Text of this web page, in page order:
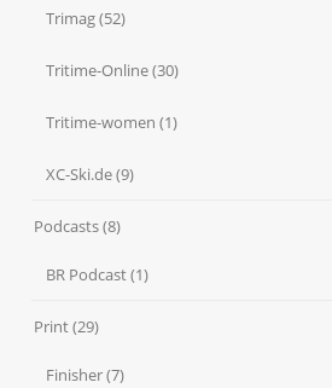
Trimag(52)
Tritime-Online(30)
Tritime-women (1)
XC-Ski.de(9)
Podcasts(8)
BR Podcast(1)
Print(29)
Finisher(7)